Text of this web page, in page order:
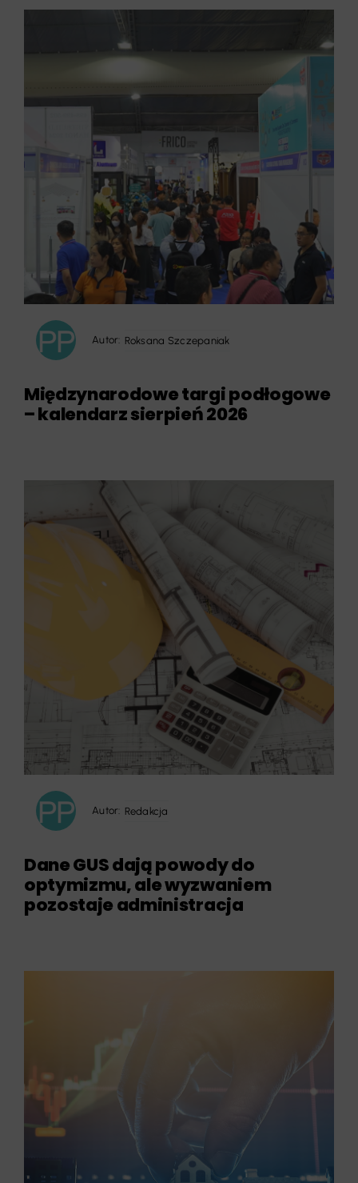
Autor: Roksana Szczepaniak
Międzynarodowe targi podłogowe
– kalendarz sierpień 2026
Autor: Redakcja
Dane GUS dają powody do
optymizmu, ale wyzwaniem
pozostaje administracja